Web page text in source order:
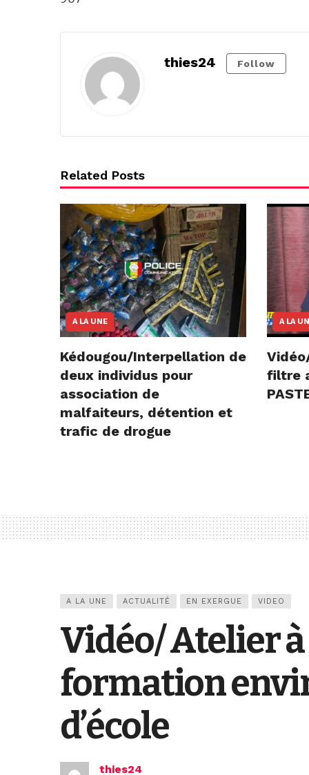
thies24 Follow
Related Posts
A LA UNE
Kédougou/Interpellation de
deux individus pour
association de
malfaiteurs, détention et
trafic de drogue
A LA
filtre
A LA UNE ACTUALITÉ EN EXERGUE VIDEO
Vidéo/ Atelier à
formation
d’école
thies24